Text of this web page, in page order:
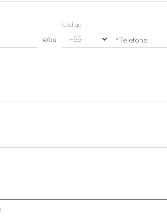
e/ou
Código
*Telefone